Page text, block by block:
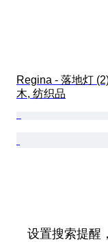
Regina - 落地灯
木, 纺织品
设置搜索提醒